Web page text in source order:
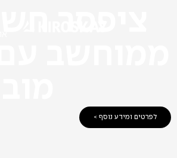
לפרטים ומידע נוסף >